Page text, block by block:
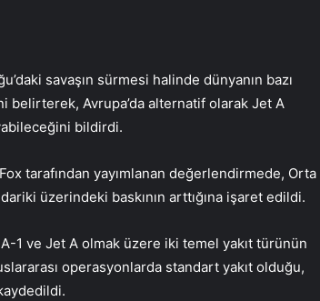
savaşın sürmesi halinde dünyanın bazı
belirterek, Avrupa’da alternatif olarak Jet A
bildirdi.
tarafından yayımlanan değerlendirmede, Orta
üzerindeki baskının arttığına işaret edildi.
1 ve Jet A olmak üzere iki temel yakıt türünün
operasyonlarda standart yakıt olduğu,